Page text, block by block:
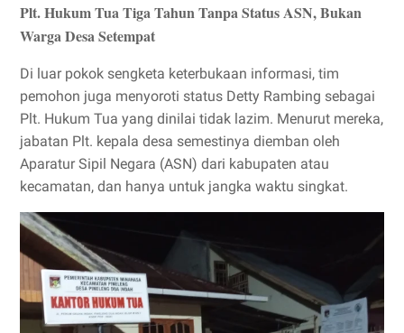
Plt. Hukum Tua Tiga Tahun Tanpa Status ASN, Bukan
Warga Desa Setempat
Di luar pokok sengketa keterbukaan informasi, tim
pemohon juga menyoroti status Detty Rambing sebagai
Plt. Hukum Tua yang dinilai tidak lazim. Menurut mereka,
jabatan Plt. kepala desa semestinya diemban oleh
Aparatur Sipil Negara (ASN) dari kabupaten atau
kecamatan, dan hanya untuk jangka waktu singkat.